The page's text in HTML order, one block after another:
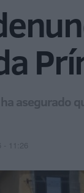
asegurado
- 11:26